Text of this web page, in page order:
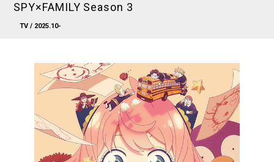
SPY×FAMILY Season 3
TV / 2025.10-